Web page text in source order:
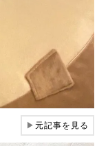
▶元記事を見る